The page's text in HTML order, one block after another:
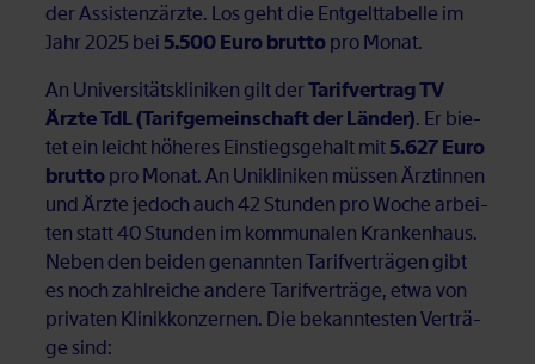
der As­sis­tenz­ärz­te. Los geht die Ent­gelt­ta­bel­le im
Jahr 2025 bei 5.500 Euro bruttopro Mo­nat.
An Uni­ver­si­täts­kli­ni­ken gilt derTarifvertrag TV
Ärzte TdL (Tarifgemeinschaft der Länder). Er bie­
tet ein leicht hö­he­res Ein­stiegs­ge­halt mit5.627 Euro
bruttopro Mo­nat. An Uni­kli­ni­ken müs­sen Ärz­tin­nen
und Ärz­te je­doch auch 42 Stun­den pro Wo­che ar­bei­
ten statt 40 Stun­den im kom­mu­na­len Kran­ken­haus.
Ne­ben den bei­den ge­nann­ten Ta­rif­ver­trä­gen gibt
es noch zahl­rei­che an­de­re Ta­rif­ver­trä­ge, etwa von
pri­va­ten Kli­nik­kon­zer­nen. Die be­kann­tes­ten Ver­trä­
ge sind: